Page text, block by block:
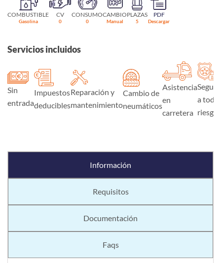
COMBUSTIBLE
Gasolina
CV
0
CONSUMO
0
CAMBIO
Manual
PLAZAS
5
PDF
Descargar
Servicios incluidos
Sin
entrada
Impuestos
deducibles
Reparación y
mantenimiento
Cambio de
neumáticos
Asistencia
en
carretera
Seguro
a todo
riesgo
Información
Requisitos
Documentación
Faqs